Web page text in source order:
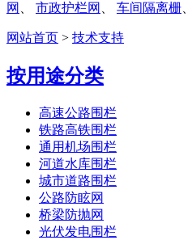
网
市政护栏网 车间隔离栅
网站首页 > 技术支持
按用途分类
高速公路围栏
铁路高铁围栏
通用机场围栏
河道水库围栏
城市道路围栏
公路防眩网
桥梁防抛网
光伏发电围栏